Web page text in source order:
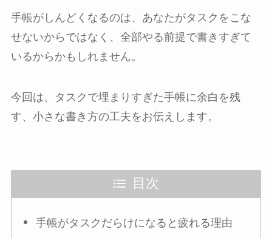
手帳がしんどくなるのは、あなたがタスクをこな
せないからではなく、全部やる前提で書きすぎて
いるからかもしれません。
今回は、タスクで埋まりすぎた手帳に余白を残
す、小さな書き方の工夫をお伝えします。
目次
手帳がタスクだらけになると疲れる理由